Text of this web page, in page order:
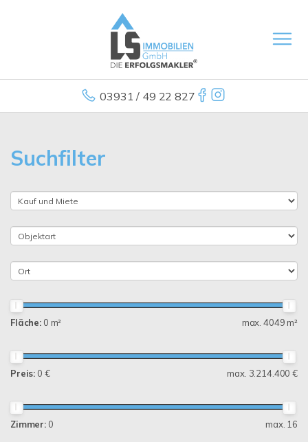
03931 / 49 22 827
Suchfilter
Fläche: 0 m² max. 4049 m²
Preis: 0 € max. 3.214.400 €
Zimmer: 0 max. 16